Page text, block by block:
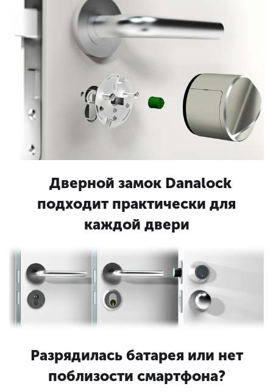
Дверной замок Danalock
подходит практически для
каждой двери
Разрядилась батарея или нет
поблизости смартфона?